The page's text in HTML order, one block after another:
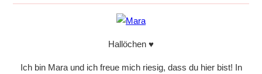
Hallöchen ♥
Ich bin Mara und ich freue mich riesig, dass du hier bist! In